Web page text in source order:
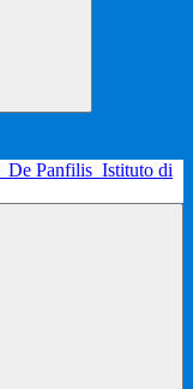
De Panfilis Istituto di